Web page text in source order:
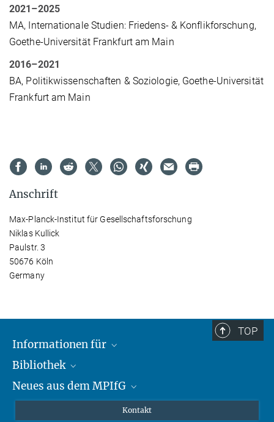
2021–2025
MA, Internationale Studien: Friedens- & Konflikforschung,
Goethe-Universität Frankfurt am Main
2016–2021
BA, Politikwissenschaften & Soziologie, Goethe-Universität
Frankfurt am Main
Anschrift
Max-Planck-Institut für Gesellschaftsforschung
Niklas Kullick
Paulstr. 3
50676 Köln
Germany
TOP
Informationen für
Forschende
Gäste
Bibliothek
Profil
Neues aus dem MPIfG
Kontakt